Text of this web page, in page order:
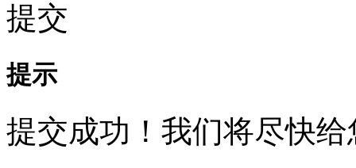
提交
提示
提交成功！我们将尽快